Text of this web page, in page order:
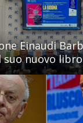
Einaudi
nuovo libro